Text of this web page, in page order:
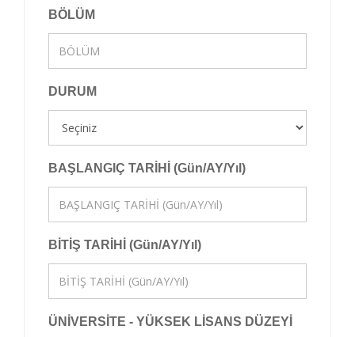
BÖLÜM
DURUM
BAŞLANGIÇ TARİHİ (Gün/AY/Yıl)
BİTİŞ TARİHİ (Gün/AY/Yıl)
ÜNİVERSİTE - YÜKSEK LİSANS DÜZEYİ